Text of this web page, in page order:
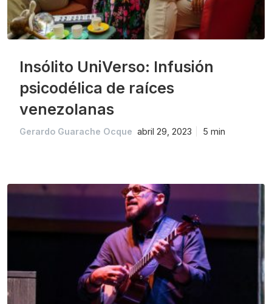
Insólito UniVerso: Infusión
psicodélica de raíces
venezolanas
Gerardo Guarache Ocque abril 29, 2023 5 min